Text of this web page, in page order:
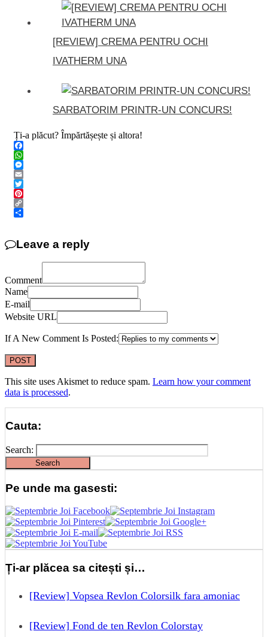
[REVIEW] CREMA PENTRU OCHI
IVATHERM UNA
SARBATORIM PRINTR-UN CONCURS!
Ți-a plăcut? Împărtășește și altora!
Facebook
WhatsApp
Messenger
Email
Twitter
Pinterest
Copy
Leave a reply
Comment
Name
E-mail
Website URL
If A New Comment Is Posted:
This site uses Akismet to reduce spam. Learn how your comment
data is processed.
Cauta:
Search:
Pe unde ma gasesti:
Ți-ar plăcea sa citești și…
[Review] Vopsea Revlon Colorsilk fara amoniac
[Review] Fond de ten Revlon Colorstay